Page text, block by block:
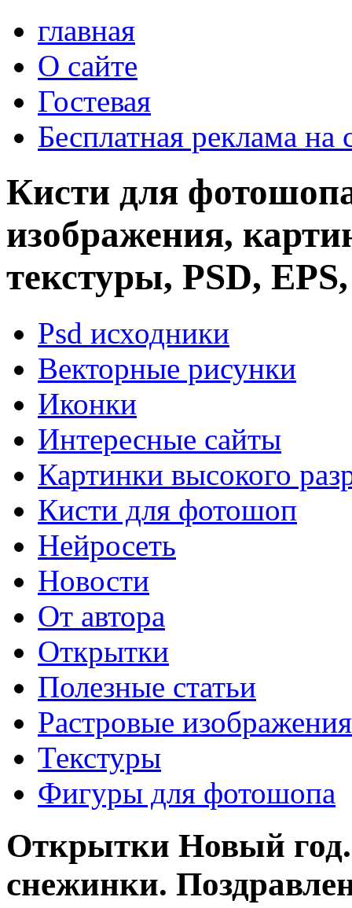
главная
О сайте
Гостевая
Бесплатная реклама на
Кисти для
изображения,
текстуры, PSD,
Psd исходники
Векторные рисунки
Иконки
Интересные сайты
Картинки высокого
Кисти для фотошоп
Нейросеть
Новости
От автора
Открытки
Полезные статьи
Растровые изображения
Текстуры
Фигуры для фотошопа
Открытки Новый
снежинки.